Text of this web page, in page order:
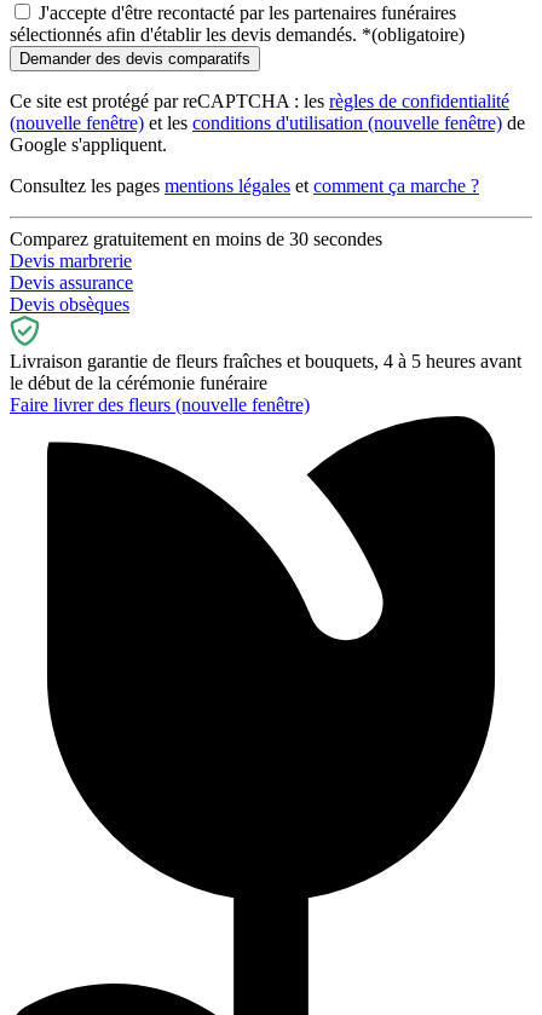
J'accepte d'être recontacté par les partenaires funéraires
sélectionnés afin d'établir les devis demandés. *(obligatoire)
Ce site est protégé par reCAPTCHA : les règles de confidentialité
(nouvelle fenêtre) et les conditions d'utilisation (nouvelle fenêtre) de
Google s'appliquent.
Consultez les pages mentions légales et comment ça marche ?
Comparez gratuitement en moins de 30 secondes
Devis marbrerie
Devis assurance
Devis obsèques
Livraison garantie de fleurs fraîches et bouquets, 4 à 5 heures avant
le début de la cérémonie funéraire
Faire livrer des fleurs (nouvelle fenêtre)